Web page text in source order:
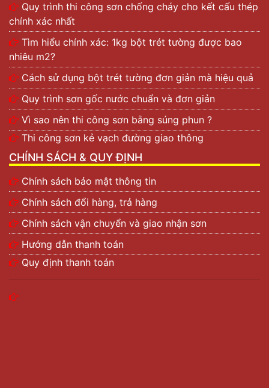
Quy trình thi công sơn chống cháy cho kết cấu thép
chính xác nhất
Tìm hiểu chính xác: 1kg bột trét tường được bao
nhiêu m2?
Cách sử dụng bột trét tường đơn giản mà hiệu quả
Quy trình sơn gốc nước chuẩn và đơn giản
Vì sao nên thi công sơn bằng súng phun ?
Thi công sơn kẻ vạch đường giao thông
CHÍNH SÁCH & QUY ĐỊNH
Chính sách bảo mật thông tin
Chính sách đổi hàng, trả hàng
Chính sách vận chuyển và giao nhận sơn
Hướng dẫn thanh toán
Quy định thanh toán